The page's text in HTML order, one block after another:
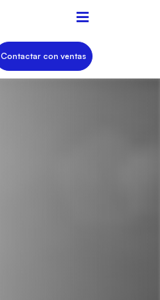
Contactar con ventas